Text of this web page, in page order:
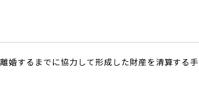
婚するまでに協力して形成した財産を清算する手